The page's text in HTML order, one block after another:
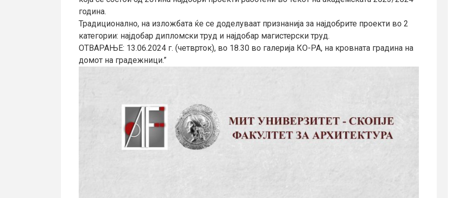
година.
Традиционално, на изложбата ќе се доделуваат признанија за најдобрите проекти во 2
категории: најдобар дипломски труд и најдобар магистерски труд.
ОТВАРАЊЕ: 13.06.2024 г. (четврток), во 18.30 во галерија КО-РА, на кровната градина на
домот на градежници.”